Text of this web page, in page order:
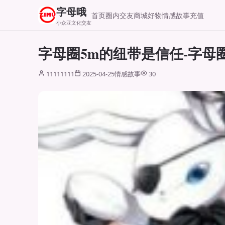
字母哦
小众亚文化交友
首页圈内交友商城好物情感故事充值
字母圈5m的纽带是信任-字母
11111111 2025-04-25情感故事 30